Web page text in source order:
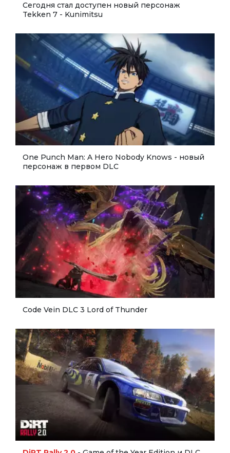
Сегодня стал доступен новый персонаж
Tekken 7 - Kunimitsu
One Punch Man: A Hero Nobody Knows - новый
персонаж в первом DLC
Code Vein DLC 3 Lord of Thunder